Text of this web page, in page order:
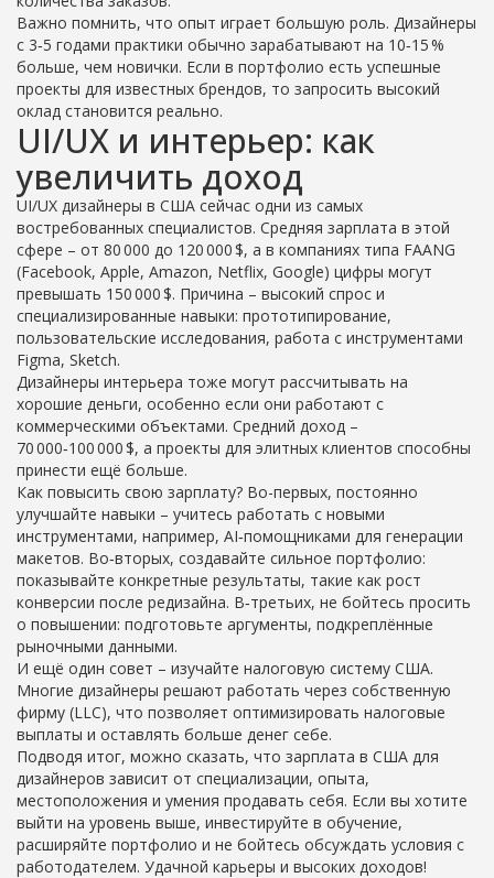
Важно помнить, что опыт играет большую роль. Дизайнеры
с 3‑5 годами практики обычно зарабатывают на 10‑15 %
больше, чем новички. Если в портфолио есть успешные
проекты для известных брендов, то запросить высокий
оклад становится реально.
UI/UX и интерьер: как
увеличить доход
UI/UX дизайнеры в США сейчас одни из самых
востребованных специалистов. Средняя зарплата в этой
сфере – от 80 000 до 120 000 $, а в компаниях типа FAANG
(Facebook, Apple, Amazon, Netflix, Google) цифры могут
превышать 150 000 $. Причина – высокий спрос и
специализированные навыки: прототипирование,
пользовательские исследования, работа с инструментами
Figma, Sketch.
Дизайнеры интерьера тоже могут рассчитывать на
хорошие деньги, особенно если они работают с
коммерческими объектами. Средний доход –
70 000‑100 000 $, а проекты для элитных клиентов способны
принести ещё больше.
Как повысить свою зарплату? Во-первых, постоянно
улучшайте навыки – учитесь работать с новыми
инструментами, например, AI‑помощниками для генерации
макетов. Во‑вторых, создавайте сильное портфолио:
показывайте конкретные результаты, такие как рост
конверсии после редизайна. В‑третьих, не бойтесь просить
о повышении: подготовьте аргументы, подкреплённые
рыночными данными.
И ещё один совет – изучайте налоговую систему США.
Многие дизайнеры решают работать через собственную
фирму (LLC), что позволяет оптимизировать налоговые
выплаты и оставлять больше денег себе.
Подводя итог, можно сказать, что зарплата в США для
дизайнеров зависит от специализации, опыта,
местоположения и умения продавать себя. Если вы хотите
выйти на уровень выше, инвестируйте в обучение,
расширяйте портфолио и не бойтесь обсуждать условия с
работодателем. Удачной карьеры и высоких доходов!